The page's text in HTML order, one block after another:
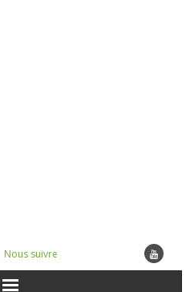
Nous suivre